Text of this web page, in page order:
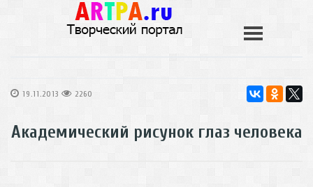
19.11.2013 2260
Академический рисунок глаз человека